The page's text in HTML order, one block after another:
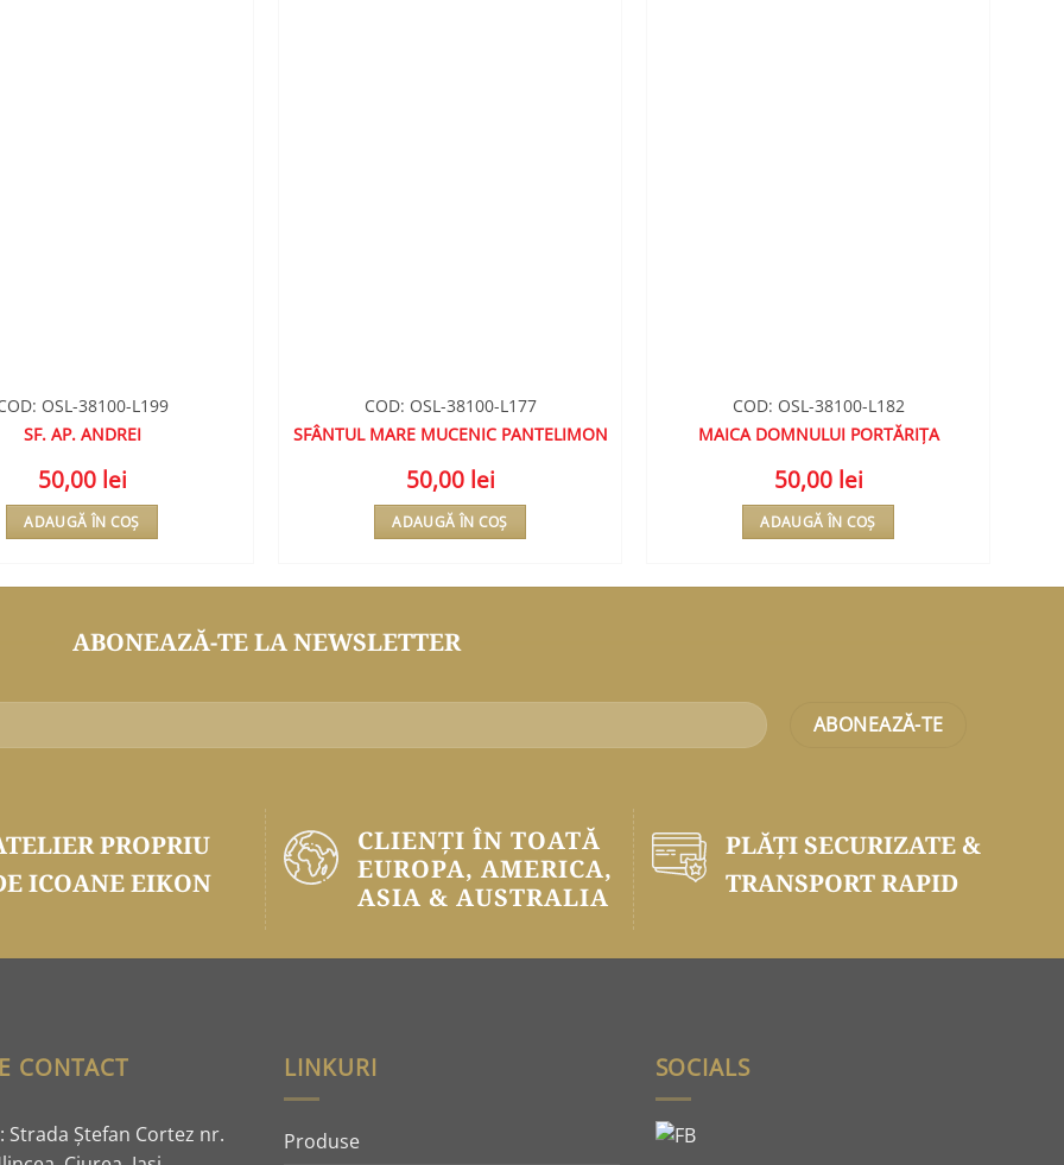
OSL-38100-L199
SF. AP. ANDREI
50,00 lei
ADAUGĂ ÎN COȘ
COD: OSL-38100-L177
SFÂNTUL MARE MUCENIC PANTELIMON
50,00 lei
ADAUGĂ ÎN COȘ
COD: OSL-38100-L182
MAICA DOMNULUI PORTĂRIȚA
50,00 lei
ADAUGĂ ÎN COȘ
ABONEAZĂ-TE LA NEWSLETTER
PROPRIU
ICOANE EIKON
CLIENȚI ÎN TOATĂ
EUROPA, AMERICA,
ASIA & AUSTRALIA
PLĂŢI SECURIZATE &
TRANSPORT RAPID
CONTACT
Ştefan Cortez nr.
LINKURI
Produse
SOCIALS